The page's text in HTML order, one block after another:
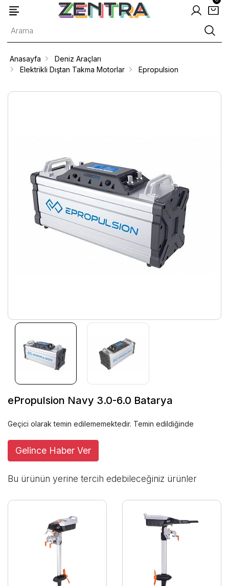
Anasayfa
Deniz Araçları
Elektrikli Dıştan Takma Motorlar
Epropulsion
ePropulsion Navy 3.0-6.0 Batarya
Geçici olarak temin edilememektedir. Temin edildiğinde
Gelince Haber Ver
Bu ürünün yerine tercih edebileceğiniz ürünler